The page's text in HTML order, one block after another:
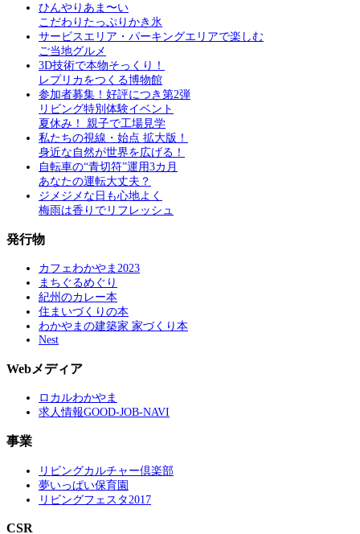
ひんやりあま〜い
こだわりたっぷりかき氷
サービスエリア・パーキングエリアで楽しむ
ご当地グルメ
3D技術で本物そっくり！
レプリカをつくる博物館
参加者募集！好評につき第2弾
リビング特別体験イベント
夏休み！ 親子で工場見学
私たちの視線・始点 拡大版！
身近な自然が世界を広げる！
自転車の“青切符”運用3カ月
あなたの運転大丈夫？
ジメジメな日も心地よく
梅雨は香りでリフレッシュ
発行物
カフェわかやま2023
まちぐるめぐり
紀州のカレー本
住まいづくりの本
わかやまの建築家 家づくり本
Nest
Webメディア
ロカルわかやま
求人情報GOOD-JOB-NAVI
事業
リビングカルチャー倶楽部
夢いっぱい保育園
リビングフェスタ2017
CSR